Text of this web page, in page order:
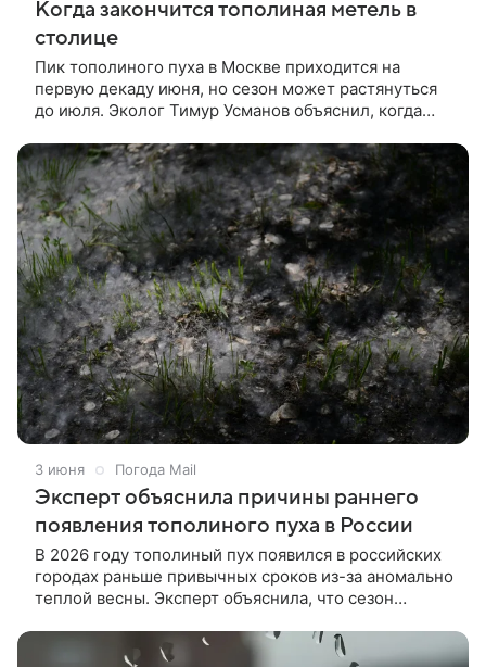
Когда закончится тополиная метель в
столице
Пик тополиного пуха в Москве приходится на
первую декаду июня, но сезон может растянуться
до июля. Эколог Тимур Усманов объяснил, когда
исчезновение пуха.
3 июня Погода Mail
Эксперт объяснила причины раннего
появления тополиного пуха в России
В 2026 году тополиный пух появился в российских
городах раньше привычных сроков из-за аномально
теплой весны. Эксперт объяснила, что сезон
первые пушинки уже заметили в Москве.